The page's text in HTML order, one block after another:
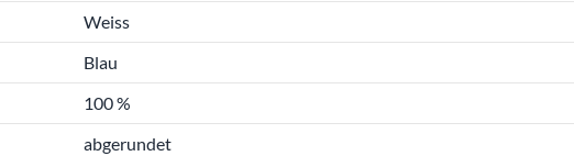
Weiss
Blau
100 %
abgerundet